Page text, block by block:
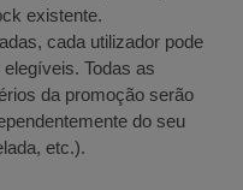
existente.
cada utilizador pode
Todas as
da promoção serão
do seu
etc.).